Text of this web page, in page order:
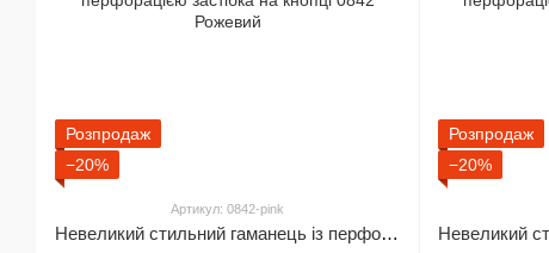
Розпродаж
−20%
Артикул: 0842-pink
Невеликий стильний гаманець із перфорацією застібка на кнопці 0842 Рожевий
Розпродаж
−20%